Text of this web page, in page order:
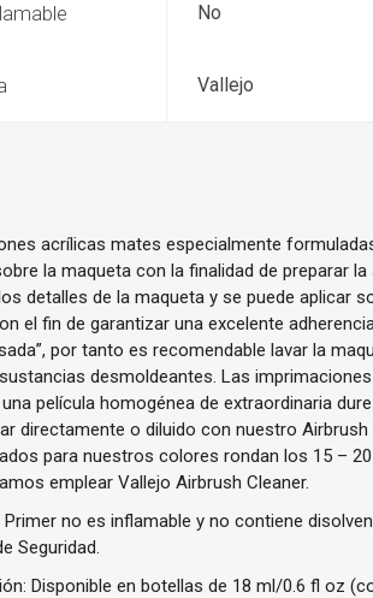
No
Vallejo
acrílicas mates especialmente
la maqueta con la finalidad de preparar
detalles de la maqueta y se puede aplicar
el fin de garantizar una excelente
por tanto es recomendable lavar la
desmoldeantes. Las
película homogénea de extraordinaria
directamente o diluido con nuestro
para nuestros colores rondan los 15 –
emplear Vallejo Airbrush Cleaner.
Primer no es inflamable y no contiene
Seguridad.
Disponible en botellas de 18 ml/0.6 fl oz